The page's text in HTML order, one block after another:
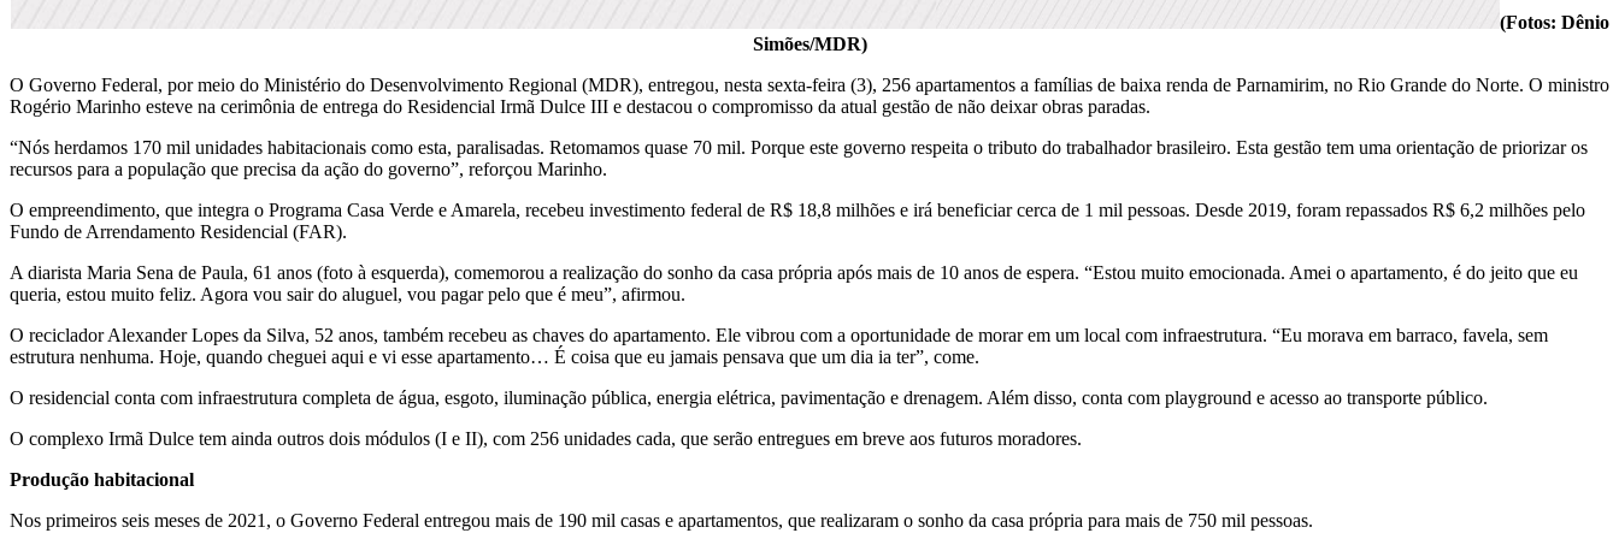
(Fotos: Dênio
Simões/MDR)
O Governo Federal, por meio do Ministério do Desenvolvimento Regional (MDR), entregou, nesta sexta-feira (3), 256 apartamentos a famílias de baixa renda de Parnamirim, no Rio Grande do Norte. O ministro
Rogério Marinho esteve na cerimônia de entrega do Residencial Irmã Dulce III e destacou o compromisso da atual gestão de não deixar obras paradas.
“Nós herdamos 170 mil unidades habitacionais como esta, paralisadas. Retomamos quase 70 mil. Porque este governo respeita o tributo do trabalhador brasileiro. Esta gestão tem uma orientação de priorizar os
recursos para a população que precisa da ação do governo”, reforçou Marinho.
O empreendimento, que integra o Programa Casa Verde e Amarela, recebeu investimento federal de R$ 18,8 milhões e irá beneficiar cerca de 1 mil pessoas. Desde 2019, foram repassados R$ 6,2 milhões pelo
Fundo de Arrendamento Residencial (FAR).
A diarista Maria Sena de Paula, 61 anos (foto à esquerda), comemorou a realização do sonho da casa própria após mais de 10 anos de espera. “Estou muito emocionada. Amei o apartamento, é do jeito que eu
queria, estou muito feliz. Agora vou sair do aluguel, vou pagar pelo que é meu”, afirmou.
O reciclador Alexander Lopes da Silva, 52 anos, também recebeu as chaves do apartamento. Ele vibrou com a oportunidade de morar em um local com infraestrutura. “Eu morava em barraco, favela, sem
estrutura nenhuma. Hoje, quando cheguei aqui e vi esse apartamento… É coisa que eu jamais pensava que um dia ia ter”, come.
O residencial conta com infraestrutura completa de água, esgoto, iluminação pública, energia elétrica, pavimentação e drenagem. Além disso, conta com playground e acesso ao transporte público.
O complexo Irmã Dulce tem ainda outros dois módulos (I e II), com 256 unidades cada, que serão entregues em breve aos futuros moradores.
Produção habitacional
Nos primeiros seis meses de 2021, o Governo Federal entregou mais de 190 mil casas e apartamentos, que realizaram o sonho da casa própria para mais de 750 mil pessoas.